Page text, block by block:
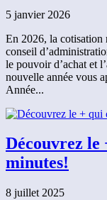
5 janvier 2026
En 2026, la cotisation
conseil
le pouvoir d’achat et
nouvelle année vous
Année...
Découvrez le
minutes!
8 juillet 2025